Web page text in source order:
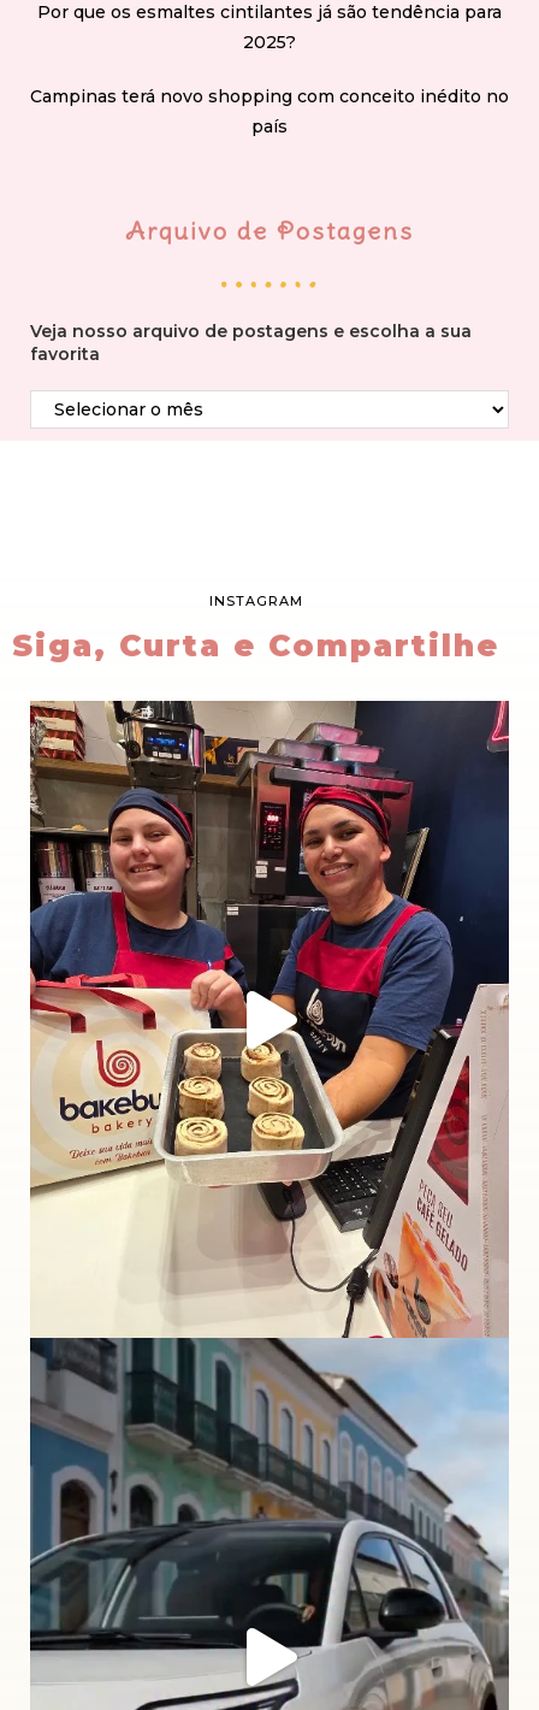
Por que os esmaltes cintilantes já são tendência para
2025?
Campinas terá novo shopping com conceito inédito no
país
Arquivo de Postagens
Veja nosso arquivo de postagens e escolha a sua
favorita
INSTAGRAM
Siga, Curta e Compartilhe